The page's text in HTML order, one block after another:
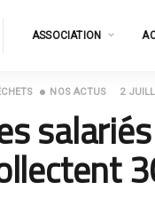
ASSOCIATION
NOS ACTUS 2